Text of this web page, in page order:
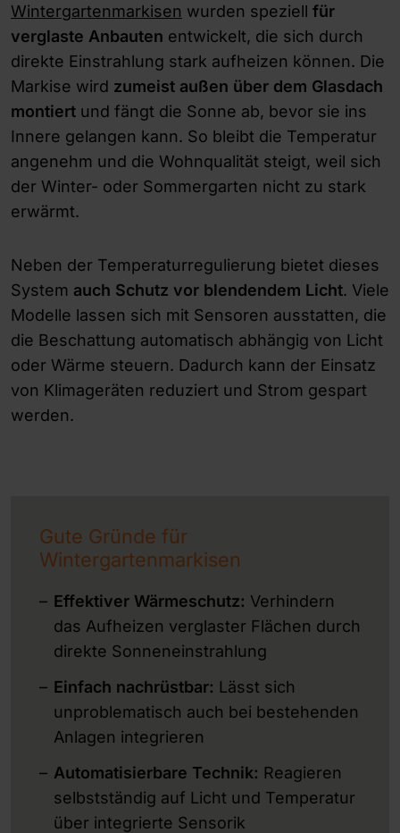
Wintergartenmarkisen wurden speziell für
verglaste Anbauten entwickelt, die sich durch
direkte Einstrahlung stark aufheizen können. Die
Markise wird zumeist außen über dem Glasdach
montiert und fängt die Sonne ab, bevor sie ins
Innere gelangen kann. So bleibt die Temperatur
angenehm und die Wohnqualität steigt, weil sich
der Winter- oder Sommergarten nicht zu stark
erwärmt.
Neben der Temperaturregulierung bietet dieses
System auch Schutz vor blendendem Licht. Viele
Modelle lassen sich mit Sensoren ausstatten, die
die Beschattung automatisch abhängig von Licht
oder Wärme steuern. Dadurch kann der Einsatz
von Klimageräten reduziert und Strom gespart
werden.
Gute Gründe für
Wintergartenmarkisen
Effektiver Wärmeschutz: Verhindern
das Aufheizen verglaster Flächen durch
direkte Sonneneinstrahlung
Einfach nachrüstbar: Lässt sich
unproblematisch auch bei bestehenden
Anlagen integrieren
Automatisierbare Technik: Reagieren
selbstständig auf Licht und Temperatur
über integrierte Sensorik